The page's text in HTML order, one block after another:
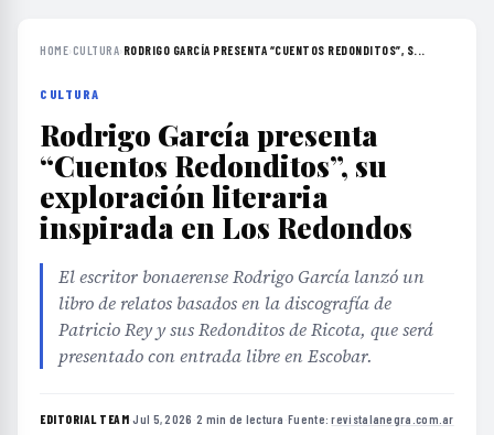
HOME›CULTURA› RODRIGO GARCÍA PRESENTA “CUENTOS REDONDITOS”, S...
CULTURA
Rodrigo García presenta
“Cuentos Redonditos”, su
exploración literaria
inspirada en Los Redondos
El escritor bonaerense Rodrigo García lanzó un
libro de relatos basados en la discografía de
Patricio Rey y sus Redonditos de Ricota, que será
presentado con entrada libre en Escobar.
EDITORIAL TEAM·Jul 5, 2026 ·2 min de lectura ·Fuente:revistalanegra.com.ar